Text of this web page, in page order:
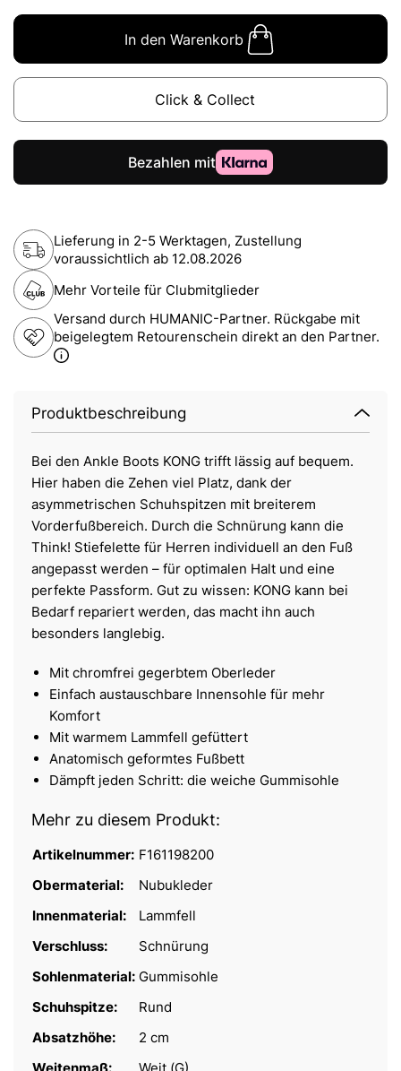
In den Warenkorb
Click & Collect
Lieferung in 2-5 Werktagen, Zustellung
voraussichtlich ab 12.08.2026
Mehr Vorteile für Clubmitglieder
Versand durch HUMANIC-Partner. Rückgabe mit
beigelegtem Retourenschein direkt an den Partner.
Produktbeschreibung
Bei den Ankle Boots KONG trifft lässig auf bequem.
Hier haben die Zehen viel Platz, dank der
asymmetrischen Schuhspitzen mit breiterem
Vorderfußbereich. Durch die Schnürung kann die
Think! Stiefelette für Herren individuell an den Fuß
angepasst werden – für optimalen Halt und eine
perfekte Passform. Gut zu wissen: KONG kann bei
Bedarf repariert werden, das macht ihn auch
besonders langlebig.
Mit chromfrei gegerbtem Oberleder
Einfach austauschbare Innensohle für mehr
Komfort
Mit warmem Lammfell gefüttert
Anatomisch geformtes Fußbett
Dämpft jeden Schritt: die weiche Gummisohle
Mehr zu diesem Produkt:
Artikelnummer: F161198200
Obermaterial:
Nubukleder
Innenmaterial:
Lammfell
Verschluss:
Schnürung
Sohlenmaterial: Gummisohle
Schuhspitze:
Rund
Absatzhöhe:
2 cm